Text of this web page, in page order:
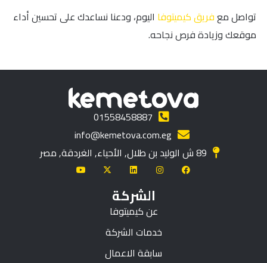
تواصل معفريق كيميتوفا اليوم، ودعنا نساعدك على تحسين أداء
موقعك وزيادة فرص نجاحه.
01558458887
info@kemetova.com.eg
89 ش الوليد بن طلال, الأحياء, الغردقة, مصر
الشركة
عن كيميتوفا
خدمات الشركة
سابقة الاعمال